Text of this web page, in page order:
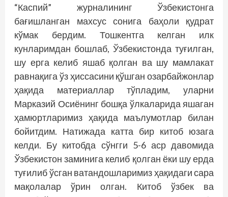
“Каспий” журналининг Ўзбекис­тонга
бағишланган махсус сонига баҳоли қудрат
кўмак бердим. Тошкентга келган илк
кунларимдан бошлаб, Ўзбекистонда туғилган,
шу ерга келиб яшаб қолган ва шу мамлакат
равнақига ўз ҳиссасини қўшган озарбайжонлар
ҳақида материаллар тўпладим, уларни
Марказий Осиё­нинг бош­­қа ўлкаларида яшаган
ҳамюртларимиз ҳақида маълумотлар билан
бо­йитдим. Натижада катта бир китоб юзага
келди. Бу китобда сўнгги 5-6 аср давомида
Ўзбекистон заминига келиб қолган ёки шу ерда
туғилиб ўсган ватандошларимиз ҳақидаги сара
мақолалар ўрин олган. Китоб ўзбек ва